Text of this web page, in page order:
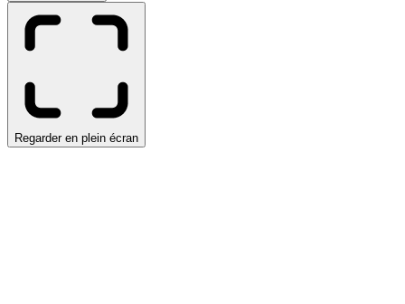
Regarder en plein écran